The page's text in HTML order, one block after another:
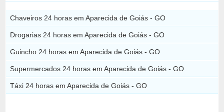
Chaveiros 24 horas em Aparecida de Goiás - GO
Drogarias 24 horas em Aparecida de Goiás - GO
Guincho 24 horas em Aparecida de Goiás - GO
Supermercados 24 horas em Aparecida de Goiás - GO
Táxi 24 horas em Aparecida de Goiás - GO